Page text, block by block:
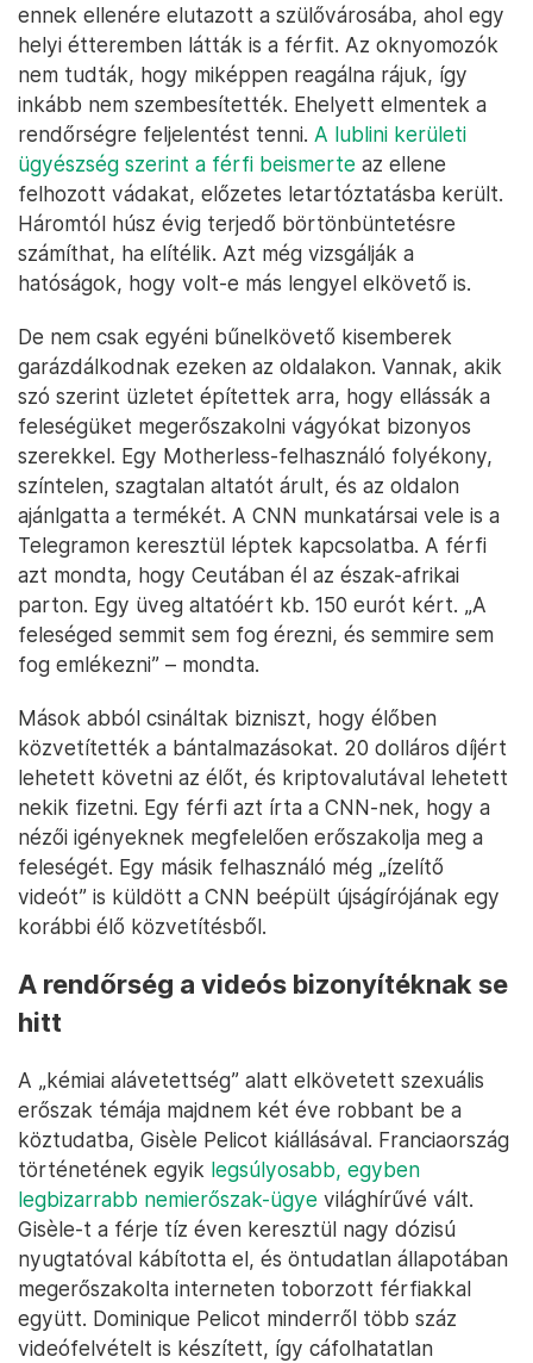
ennek ellenére elutazott a szülővárosába, ahol egy
helyi étteremben látták is a férfit. Az oknyomozók
nem tudták, hogy miképpen reagálna rájuk, így
inkább nem szembesítették. Ehelyett elmentek a
rendőrségre feljelentést tenni. A lublini kerületi
ügyészség szerint a férfi beismerte az ellene
felhozott vádakat, előzetes letartóztatásba került.
Háromtól húsz évig terjedő börtönbüntetésre
számíthat, ha elítélik. Azt még vizsgálják a
hatóságok, hogy volt-e más lengyel elkövető is.
De nem csak egyéni bűnelkövető kisemberek
garázdálkodnak ezeken az oldalakon. Vannak, akik
szó szerint üzletet építettek arra, hogy ellássák a
feleségüket megerőszakolni vágyókat bizonyos
szerekkel. Egy Motherless-felhasználó folyékony,
színtelen, szagtalan altatót árult, és az oldalon
ajánlgatta a termékét. A CNN munkatársai vele is a
Telegramon keresztül léptek kapcsolatba. A férfi
azt mondta, hogy Ceutában él az észak-afrikai
parton. Egy üveg altatóért kb. 150 eurót kért. „A
feleséged semmit sem fog érezni, és semmire sem
fog emlékezni” – mondta.
Mások abból csináltak bizniszt, hogy élőben
közvetítették a bántalmazásokat. 20 dolláros díjért
lehetett követni az élőt, és kriptovalutával lehetett
nekik fizetni. Egy férfi azt írta a CNN-nek, hogy a
nézői igényeknek megfelelően erőszakolja meg a
feleségét. Egy másik felhasználó még „ízelítő
videót” is küldött a CNN beépült újságírójának egy
korábbi élő közvetítésből.
A rendőrség a videós bizonyítéknak se
hitt
A „kémiai alávetettség” alatt elkövetett szexuális
erőszak témája majdnem két éve robbant be a
köztudatba, Gisèle Pelicot kiállásával. Franciaország
történetének egyik legsúlyosabb, egyben
legbizarrabb nemierőszak-ügye világhírűvé vált.
Gisèle-t a férje tíz éven keresztül nagy dózisú
nyugtatóval kábította el, és öntudatlan állapotában
megerőszakolta interneten toborzott férfiakkal
együtt. Dominique Pelicot minderről több száz
videófelvételt is készített, így cáfolhatatlan